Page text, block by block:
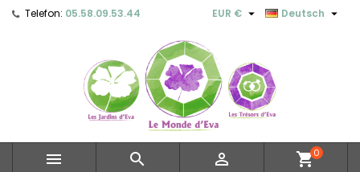
Telefon: 05.58.09.53.44 Deutsch 
EUR € 
   shopping_cart0